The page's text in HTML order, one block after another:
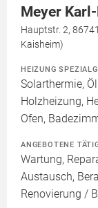
Meyer
Hauptstr. 2,
Kaisheim)
HEIZUNG
Solarthermie,
Holzheizung,
Ofen,
ANGEBOTENE
Wartung,
Austausch,
Renovierung /